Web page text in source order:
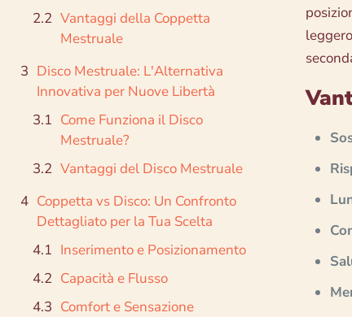
Vantaggi della Coppetta
Mestruale
Disco Mestruale: L'Alternativa
Innovativa per Nuove Libertà
Come Funziona il Disco
Mestruale?
Vantaggi del Disco Mestruale
Coppetta vs Disco: Un Confronto
Dettagliato per la Tua Scelta
Inserimento e Posizionamento
Capacità e Flusso
Comfort e Sensazione